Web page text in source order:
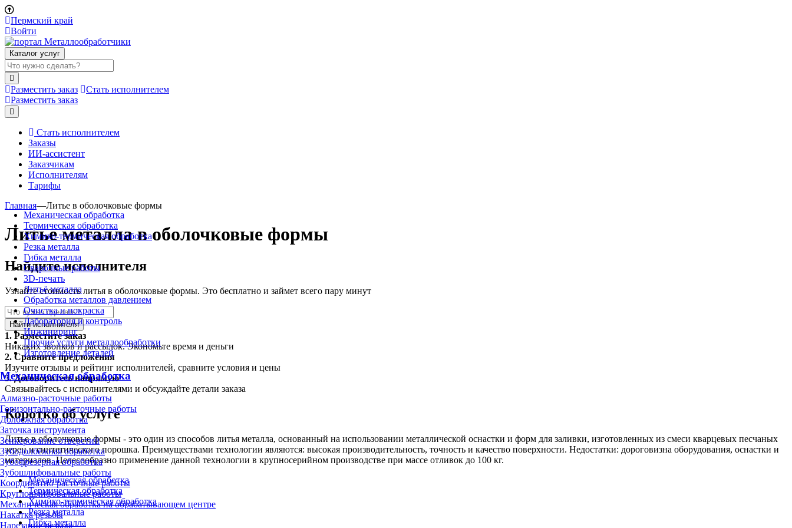
Пермский край
Войти
Каталог услуг
Разместить заказ
Стать исполнителем
Разместить заказ
Стать исполнителем
Заказы
ИИ-ассистент
Заказчикам
Исполнителям
Тарифы
Механическая обработка
Термическая обработка
Химико-термическая обработка
Резка металла
Гибка металла
Сварочные работы
3D-печать
Литьё металла
Обработка металлов давлением
Очистка и покраска
Лаборатория и контроль
Инжиниринг
Прочие услуги металлообработки
Изготовление деталей
Механическая обработка
Алмазно-расточные работы
Горизонтально-расточные работы
Долбёжная обработка
Заточка инструмента
Зенкерование отверстий
Зубодолбёжная обработка
Зубофрезерная обработка
Зубошлифовальные работы
Координатно-расточные работы
Круглошлифовальные работы
Механическая обработка на обрабатывающем центре
Накатка резьбы
Нарезание резьбы
Главная—Литье в оболочковые формы
Литье металла в оболочковые формы
Найдите исполнителя
Узнайте стоимость литья в оболочковые формы. Это бесплатно и займет всего пару минут
Найти исполнителя
1. Разместите заказ
Никаких звонков и рассылок. Экономьте время и деньги
2. Сравните предложения
Изучите отзывы и рейтинг исполнителей, сравните условия и цены
3.Договоритесь напрямую
Связывайтесь с исполнителями и обсуждайте детали заказа
Коротко об услуге
Литье в оболочковые формы - это один из способов литья металла, основанный на использовании металлической оснастки и форм для заливки, изготовленных из смеси кварцевых песчаных
зерен и синтетического порошка. Преимуществами технологии являются: высокая производительность, точность и качество поверхности. Недостатки: дороговизна оборудования, оснастки и
материалов. Целесообразно применение данной технологии в крупносерийном производстве при массе отливок до 100 кг.
Механическая обработка
Термическая обработка
Химико-термическая обработка
Резка металла
Гибка металла